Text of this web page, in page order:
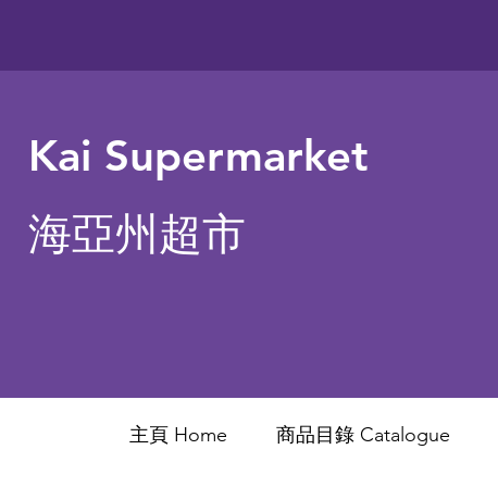
Kai Supermarket
海亞州超市
主頁 Home 商品目錄 ​Catalogue